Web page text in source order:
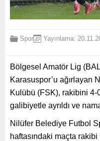
Spor Yayınlama:
Bölgesel Amatör Lig
Karasuspor’u ağırlayan
Kulübü (FSK), rakibini 4-
galibiyetle ayrıldı ve
Nilüfer Belediye Futbol
haftasındaki maçta